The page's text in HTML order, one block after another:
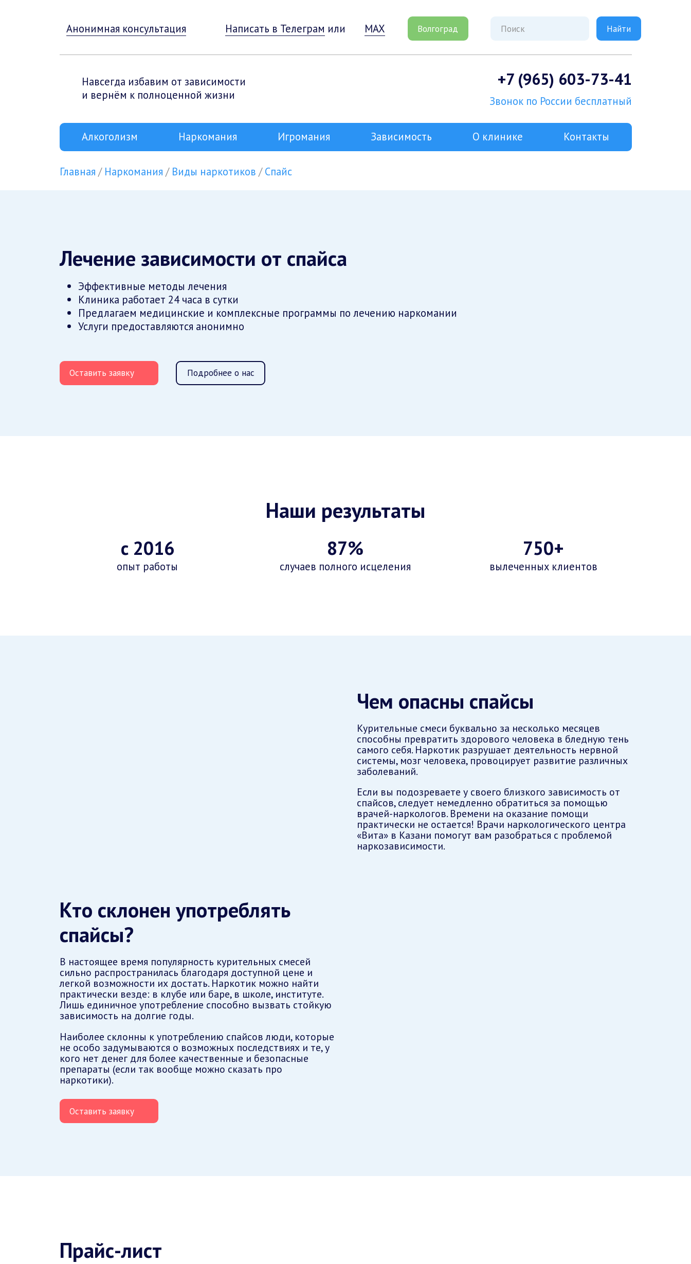
Анонимная консультация Написать в Телеграм или MAX Волгоград
Навсегда избавим от зависимости
и вернём к полноценной жизни
+7 (965) 603-73-41
Звонок по России бесплатный
Алкоголизм Наркомания Игромания Зависимость О клинике Контакты
Главная Наркомания Виды наркотиков Спайс
Лечение зависимости от спайса
Эффективные методы лечения
Клиника работает 24 часа в сутки
Предлагаем медицинские и комплексные программы по лечению наркомании
Услуги предоставляются анонимно
Оставить заявку Подробнее о нас
Наши результаты
с 2016
опыт работы
87%
случаев полного исцеления
750+
вылеченных клиентов
Чем опасны спайсы
Курительные смеси буквально за несколько месяцев
способны превратить здорового человека в бледную тень
самого себя. Наркотик разрушает деятельность нервной
системы, мозг человека, провоцирует развитие различных
заболеваний.
Если вы подозреваете у своего близкого зависимость от
спайсов, следует немедленно обратиться за помощью
врачей-наркологов. Времени на оказание помощи
практически не остается! Врачи наркологического центра
«Вита» в Казани помогут вам разобраться с проблемой
наркозависимости.
Кто склонен употреблять
спайсы?
В настоящее время популярность курительных смесей
сильно распространилась благодаря доступной цене и
легкой возможности их достать. Наркотик можно найти
практически везде: в клубе или баре, в школе, институте.
Лишь единичное употребление способно вызвать стойкую
зависимость на долгие годы.
Наиболее склонны к употреблению спайсов люди, которые
не особо задумываются о возможных последствиях и те, у
кого нет денег для более качественные и безопасные
препараты (если так вообще можно сказать про
наркотики).
Оставить заявку
Прайс-лист